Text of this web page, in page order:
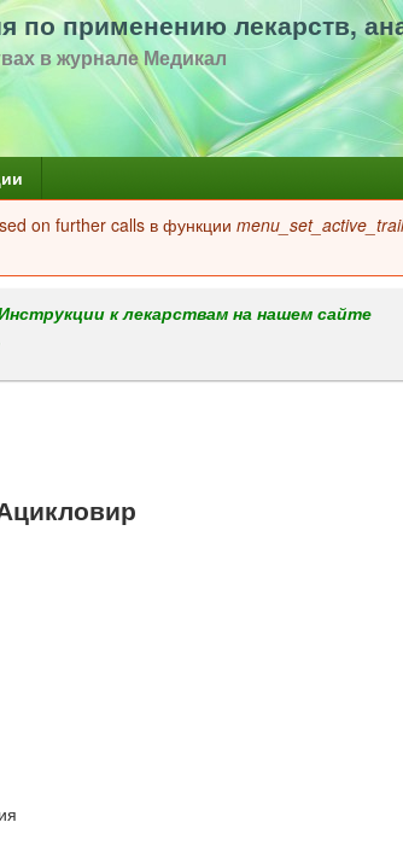
по применению лекарств,
в журнале Медикал
on further calls в функции
к лекарствам на нашем сайте